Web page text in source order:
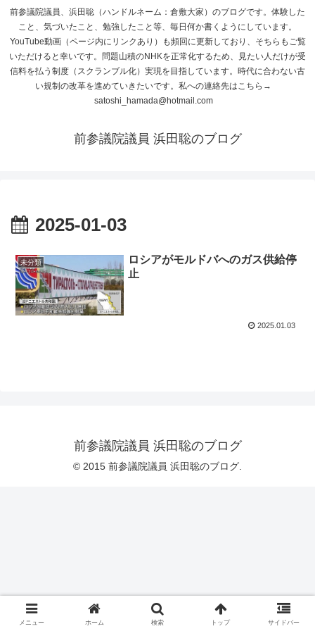
前参議院議員、浜田聡（ハンドルネーム：倉敷大家）のブログです。体験した
こと、気づいたこと、勉強したこと等、毎日何か書くようにしています。
YouTube動画（ページ内にリンクあり）も頻回に更新しており、そちらもご覧
いただけると幸いです。問題山積のNHKを正常化するため、見たい人だけが受
信料を払う制度（スクランブル化）実現を目指しています。時代に合わない古
い規制の改革を進めていきたいです。私への連絡先はこちら→
satoshi_hamada@hotmail.com
前参議院議員 浜田聡のブログ
2025-01-03
未分類
ロシアがモルドバへのガス供給停
止
2025.01.03
前参議院議員 浜田聡のブログ
© 2015 前参議院議員 浜田聡のブログ.
メニュー ホーム 検索 トップ サイドバー